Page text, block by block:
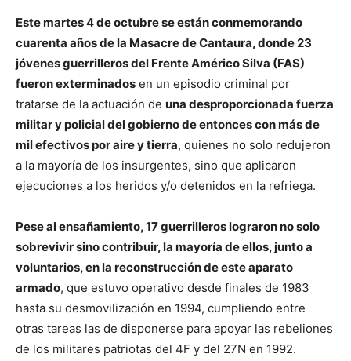
Este martes 4 de octubre se están conmemorando
cuarenta años de la Masacre de Cantaura, donde 23
jóvenes guerrilleros del Frente Américo Silva (FAS)
fueron exterminados en un episodio criminal por
tratarse de la actuación de una desproporcionada fuerza
militar y policial del gobierno de entonces con más de
mil efectivos por aire y tierra, quienes no solo redujeron
a la mayoría de los insurgentes, sino que aplicaron
ejecuciones a los heridos y/o detenidos en la refriega.
Pese al ensañamiento, 17 guerrilleros lograron no solo
sobrevivir sino contribuir, la mayoría de ellos, junto a
voluntarios, en la reconstrucción de este aparato
armado, que estuvo operativo desde finales de 1983
hasta su desmovilización en 1994, cumpliendo entre
otras tareas las de disponerse para apoyar las rebeliones
de los militares patriotas del 4F y del 27N en 1992.